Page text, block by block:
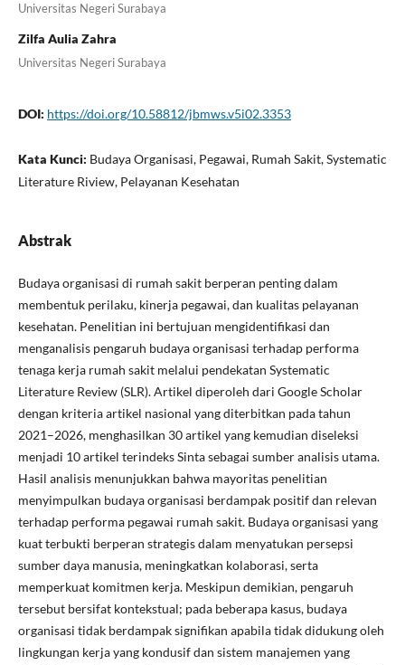
Universitas Negeri Surabaya
Zilfa Aulia Zahra
Universitas Negeri Surabaya
DOI: https://doi.org/10.58812/jbmws.v5i02.3353
Kata Kunci: Budaya Organisasi, Pegawai, Rumah Sakit, Systematic
Literature Riview, Pelayanan Kesehatan
Abstrak
Budaya organisasi di rumah sakit berperan penting dalam
membentuk perilaku, kinerja pegawai, dan kualitas pelayanan
kesehatan. Penelitian ini bertujuan mengidentifikasi dan
menganalisis pengaruh budaya organisasi terhadap performa
tenaga kerja rumah sakit melalui pendekatan Systematic
Literature Review (SLR). Artikel diperoleh dari Google Scholar
dengan kriteria artikel nasional yang diterbitkan pada tahun
2021–2026, menghasilkan 30 artikel yang kemudian diseleksi
menjadi 10 artikel terindeks Sinta sebagai sumber analisis utama.
Hasil analisis menunjukkan bahwa mayoritas penelitian
menyimpulkan budaya organisasi berdampak positif dan relevan
terhadap performa pegawai rumah sakit. Budaya organisasi yang
kuat terbukti berperan strategis dalam menyatukan persepsi
sumber daya manusia, meningkatkan kolaborasi, serta
memperkuat komitmen kerja. Meskipun demikian, pengaruh
tersebut bersifat kontekstual; pada beberapa kasus, budaya
organisasi tidak berdampak signifikan apabila tidak didukung oleh
lingkungan kerja yang kondusif dan sistem manajemen yang